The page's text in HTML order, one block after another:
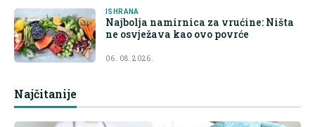
ISHRANA
Najbolja namirnica za vrućine: Ništa
ne osvježava kao ovo povrće
06. 08. 2026.
Najčitanije